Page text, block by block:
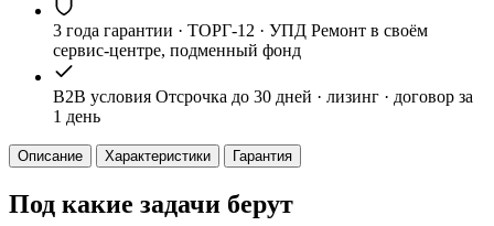
3 года гарантии · ТОРГ-12 · УПД Ремонт в своём
сервис-центре, подменный фонд
B2B условия Отсрочка до 30 дней · лизинг · договор за
1 день
Описание Характеристики Гарантия
Под какие задачи берут